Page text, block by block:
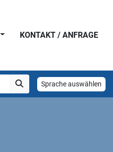
KONTAKT / ANFRAGE
Sprache auswählen